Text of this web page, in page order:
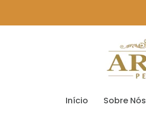
Início Sobre Nós